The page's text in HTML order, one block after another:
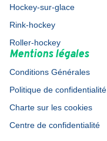
Hockey-sur-glace
Rink-hockey
Roller-hockey
Mentions légales
Conditions Générales
Politique de confidentialité
Charte sur les cookies
Centre de confidentialité